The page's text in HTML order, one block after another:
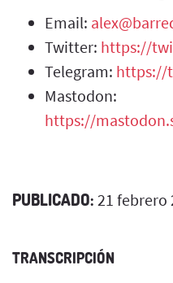
Email:
Twitter: https://
Telegram: https://
Mastodon:
https://
PUBLICADO: 21 febrero
TRANSCRIPCIÓN